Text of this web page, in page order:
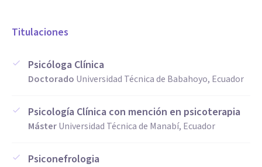
Titulaciones
Psicóloga Clínica
Doctorado Universidad Técnica de Babahoyo, Ecuador
Psicología Clínica con mención en psicoterapia
MásterUniversidad Técnica de Manabí, Ecuador
Psiconefrologia